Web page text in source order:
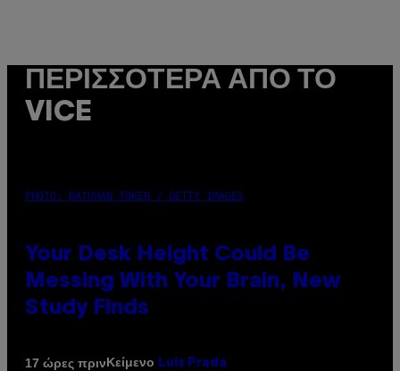
ΠΕΡΙΣΣΌΤΕΡΑ ΑΠΌ ΤΟ
VICE
PHOTO: BATUHAN TOKER / GETTY IMAGES
Your Desk Height Could Be
Messing With Your Brain, New
Study Finds
17 ώρες πρινΚείμενο Luis Prada